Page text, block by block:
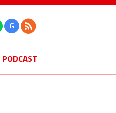
G
PODCAST